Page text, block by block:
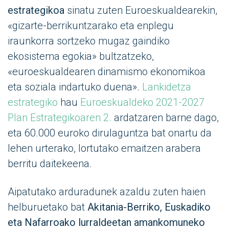
estrategikoa sinatu zuten Euroeskualdearekin,
«gizarte-berrikuntzarako eta enplegu
iraunkorra sortzeko mugaz gaindiko
ekosistema egokia» bultzatzeko,
«euroeskualdearen dinamismo ekonomikoa
eta soziala indartuko duena». Lankidetza
estrategiko hau Euroeskualdeko 2021-2027
Plan Estrategikoaren 2. ardatzaren barne dago,
eta 60.000 euroko dirulaguntza bat onartu da
lehen urterako, lortutako emaitzen arabera
berritu daitekeena.
Aipatutako arduradunek azaldu zuten haien
helburuetako bat Akitania-Berriko, Euskadiko
eta Nafarroako lurraldeetan amankomuneko